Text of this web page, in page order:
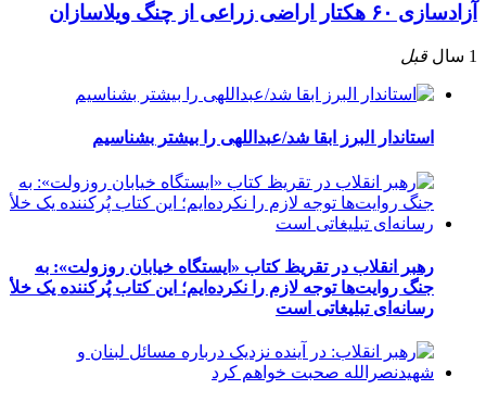
آزادسازی ۶۰ هکتار اراضی زراعی از چنگ ویلاسازان
1 سال قبل
استاندار البرز ابقا شد/عبداللهی را بیشتر بشناسیم
رهبر انقلاب در تقریظ کتاب «ایستگاه خیابان روزولت»: به
جنگ روایت‌ها توجه لازم را نکرده‌ایم؛ این کتاب پُرکننده‌ یک خلأ
رسانه‌ای تبلیغاتی است